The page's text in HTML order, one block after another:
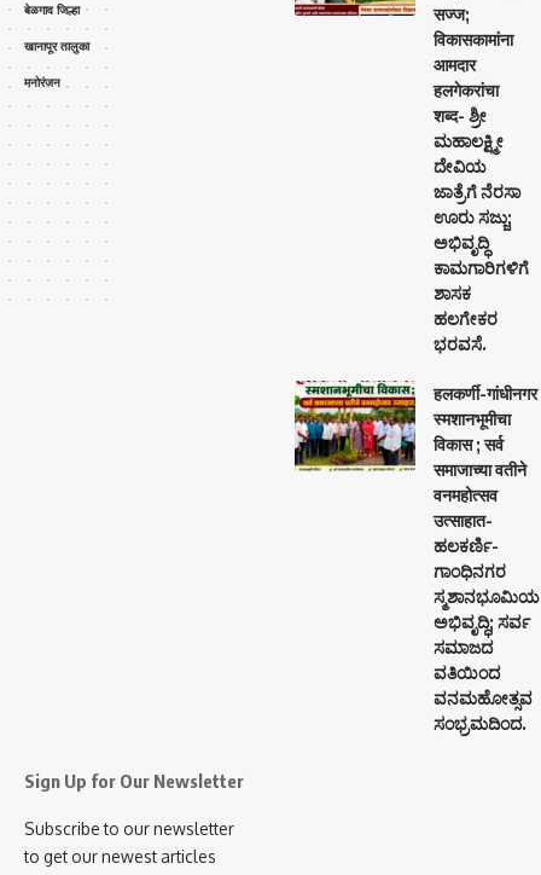
बेळगाव जिल्हा
खानापूर तालुका
मनोरंजन
सज्ज;
विकासकामांना
आमदार
हलगेकरांचा
शब्द- ಶ್ರೀ
ಮಹಾಲಕ್ಷ್ಮೀ
ದೇವಿಯ
ಜಾತ್ರೆಗೆ ನೆರಸಾ
ಊರು ಸಜ್ಜು;
ಅಭಿವೃದ್ಧಿ
ಕಾಮಗಾರಿಗಳಿಗೆ
ಶಾಸಕ
ಹಲಗೇಕರ
ಭರವಸೆ.
हलकर्णी-गांधीनगर
स्मशानभूमीचा
विकास ; सर्व
समाजाच्या वतीने
वनमहोत्सव
उत्साहात-
ಹಲಕರ್ಣಿ-
ಗಾಂಧಿನಗರ
ಸ್ಮಶಾನಭೂಮಿಯ
ಅಭಿವೃದ್ಧಿ; ಸರ್ವ
ಸಮಾಜದ
ವತಿಯಿಂದ
ವನಮಹೋತ್ಸವ
ಸಂಭ್ರಮದಿಂದ.
Sign Up for Our Newsletter
Subscribe to our newsletter
to get our newest articles